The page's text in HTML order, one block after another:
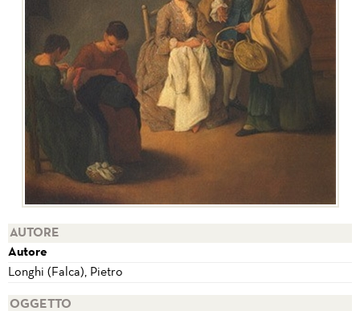
AUTORE
Autore
Longhi (Falca), Pietro
OGGETTO